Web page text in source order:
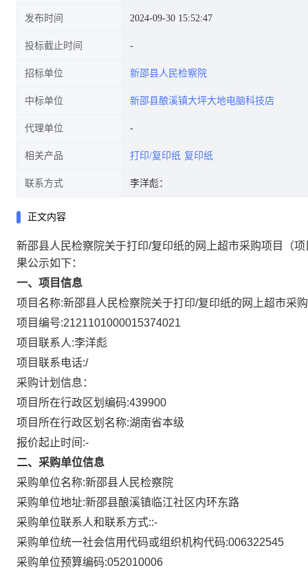
发布时间 2024-09-30 15:52:47
投标截止时间
招标单位 新邵县人民检察院
中标单位 新邵县酿溪镇大坪大地电脑科技店
代理单位
相关产品 打印/复印纸 复印纸
联系方式 李洋彪：
正文内容
新邵县人民检察院关于打印/复印纸的网上超市采购项目
（
果公示如下：
一、项目信息
项目名称:新邵县人民检察院关于打印/复印纸的网上超市采
项目编号:2121101000015374021
项目联系人:李洋彪
项目联系电话:/
采购计划信息：
项目所在行政区划编码:439900
项目所在行政区划名称:湖南省本级
报价起止时间:-
二、采购单位信息
采购单位名称:新邵县人民检察院
采购单位地址:新邵县酿溪镇临江社区内环东路
采购单位联系人和联系方式::-
采购单位统一社会信用代码或组织机构代码:006322545
采购单位预算编码:052010006